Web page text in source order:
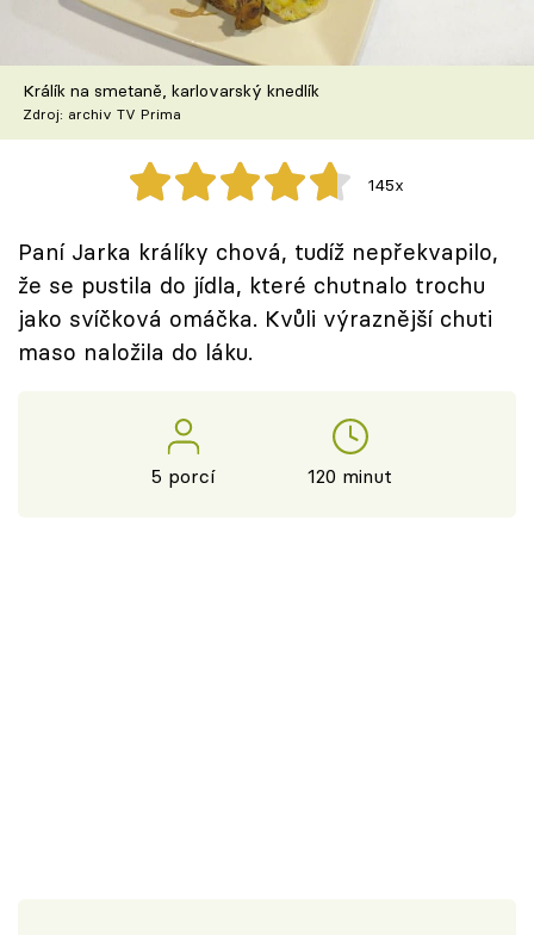
Škola vaření
Recepty z TV
Speciál: Cuketa
Těhotnej kuchař
Sledujte prima+
Přihlášení
Králík na smetaně, karlovarský knedlík
Zdroj: archiv TV Prima
145x
Paní Jarka králíky chová, tudíž nepřekvapilo,
že se pustila do jídla, které chutnalo trochu
jako svíčková omáčka. Kvůli výraznější chuti
maso naložila do láku.
5 porcí 120 minut